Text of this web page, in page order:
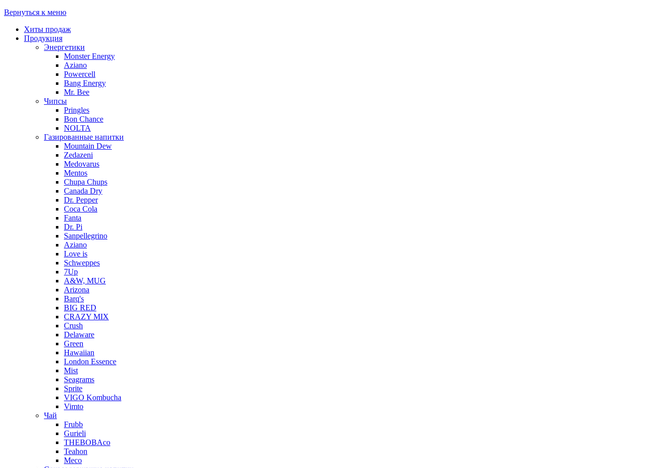
Вернуться к меню
Хиты продаж
Продукция
Энергетики
Monster Energy
Aziano
Powercell
Bang Energy
Mr. Bee
Чипсы
Pringles
Bon Chance
NOLTA
Газированные напитки
Mountain Dew
Zedazeni
Medovarus
Mentos
Chupa Chups
Canada Dry
Dr. Pepper
Coca Cola
Fanta
Dr. Pi
Sanpellegrino
Aziano
Love is
Schweppes
7Up
A&W, MUG
Arizona
Barq's
BIG RED
CRAZY MIX
Crush
Delaware
Green
Hawaiian
London Essence
Mist
Seagrams
Sprite
VIGO Kombucha
Vimto
Чай
Frubb
Gurieli
THEBOBAco
Teahon
Meco